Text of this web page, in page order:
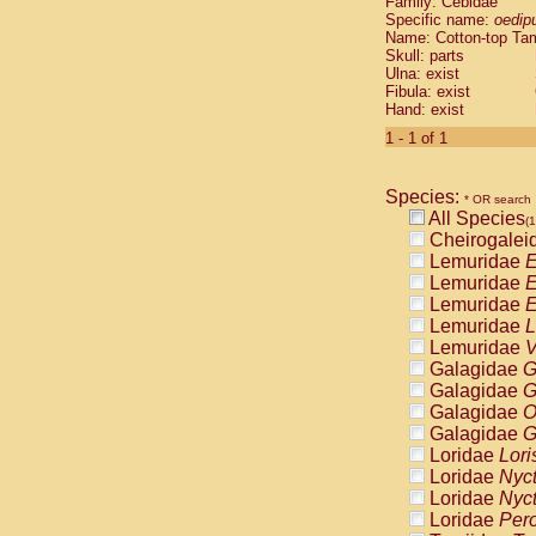
Cebidae
Cebidae
Cebidae
Cebidae
Cebidae
Cebidae
Cebidae
Cebidae
Cebidae
Cebidae
Cebidae
Cebidae
Atelidae
Atelidae
Atelidae
Atelidae
Atelidae
Atelidae
Atelidae
Atelidae
Atelidae
Atelidae
Pitheciidae
Specific name:
Name: Cotton-top
Skull: parts
Ulna: exist
Fibula: exist
Hand: exist
1 - 1 of 1
Species: * OR search
All Species
Lemuridae
Lemuridae
Lemuridae
Lemuridae
Lemuridae
Galagidae
Galagidae
Galagidae
Galagidae
Loridae
Loridae
Loridae
Loridae